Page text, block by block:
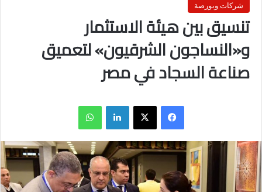
شركات وبورصة
تنسيق بين هيئة الاستثمار
و«النساجون الشرقيون» لتعميق
صناعة السجاد في مصر
فيسبوك X لينكدإن